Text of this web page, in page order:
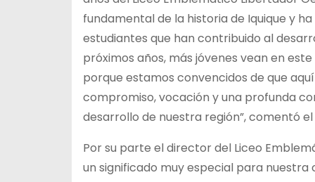
fundamental de la historia de Iquique y
estudiantes que han contribuido al
próximos años, más jóvenes vean en
porque estamos convencidos de que
compromiso, vocación y una profunda
desarrollo de nuestra región”, comentó el
Por su parte el director del Liceo
un significado muy especial para